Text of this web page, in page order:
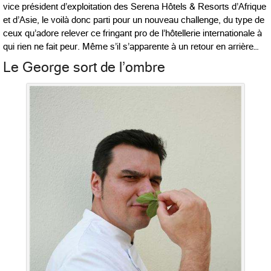
vice président d’exploitation des Serena Hôtels & Resorts d’Afrique
et d’Asie, le voilà donc parti pour un nouveau challenge, du type de
ceux qu’adore relever ce fringant pro de l’hôtellerie internationale à
qui rien ne fait peur. Même s’il s’apparente à un retour en arrière…
Le George sort de l’ombre